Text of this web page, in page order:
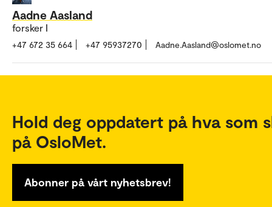
Aadne Aasland
forsker I
+47 672 35 664 +47 95937270 Aadne.Aasland@oslomet.no
Hold deg oppdatert på hva som
på OsloMet.
Abonner på vårt nyhetsbrev!